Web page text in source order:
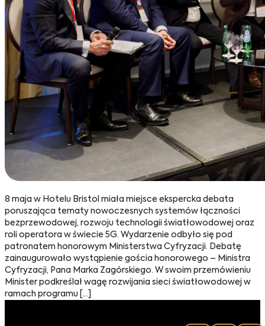
8 maja w Hotelu Bristol miała miejsce ekspercka debata
poruszająca tematy nowoczesnych systemów łączności
bezprzewodowej, rozwoju technologii światłowodowej oraz
roli operatora w świecie 5G. Wydarzenie odbyło się pod
patronatem honorowym Ministerstwa Cyfryzacji. Debatę
zainaugurowało wystąpienie gościa honorowego – Ministra
Cyfryzacji, Pana Marka Zagórskiego. W swoim przemówieniu
Minister podkreślał wagę rozwijania sieci światłowodowej w
ramach programu […]